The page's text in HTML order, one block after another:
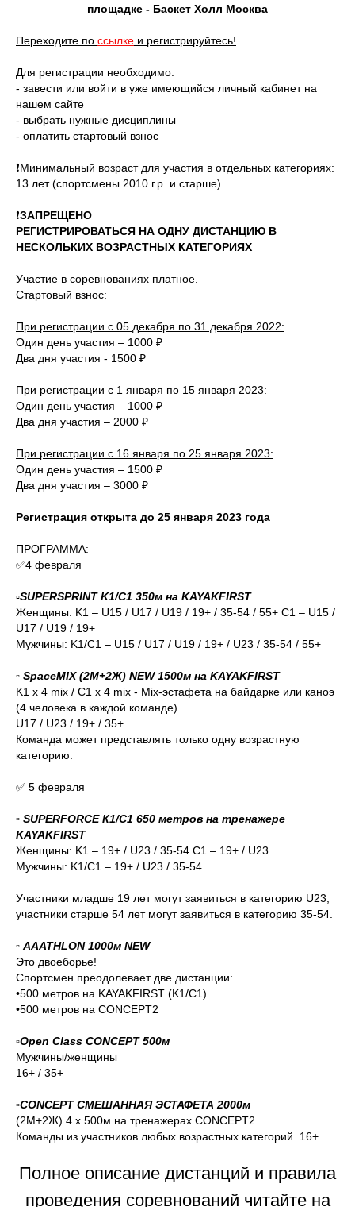
площадке - Баскет Холл Москва
Переходите по ссылке и регистрируйтесь!
Для регистрации необходимо:
- завести или войти в уже имеющийся личный кабинет на
нашем сайте
- выбрать нужные дисциплины
- оплатить стартовый взнос
❗Минимальный возраст для участия в отдельных категориях:
13 лет (спортсмены 2010 г.р. и старше)
❗ЗАПРЕЩЕНО
РЕГИСТРИРОВАТЬСЯ НА ОДНУ ДИСТАНЦИЮ В
НЕСКОЛЬКИХ ВОЗРАСТНЫХ КАТЕГОРИЯХ
Участие в соревнованиях платное.
Стартовый взнос:
При регистрации с 05 декабря по 31 декабря 2022:
Один день участия – 1000 ₽
Два дня участия - 1500 ₽
При регистрации с 1 января по 15 января 2023:
Один день участия – 1000 ₽
Два дня участия – 2000 ₽
При регистрации с 16 января по 25 января 2023:
Один день участия – 1500 ₽
Два дня участия – 3000 ₽
Регистрация открыта до 25 января 2023 года
ПРОГРАММА:
✅4 февраля
▫️SUPERSPRINT K1/C1 350м на KAYAKFIRST
Женщины: K1 – U15 / U17 / U19 / 19+ / 35-54 / 55+ C1 – U15 /
U17 / U19 / 19+
Мужчины: K1/C1 – U15 / U17 / U19 / 19+ / U23 / 35-54 / 55+
▫️ SpaceMIX (2М+2Ж) NEW 1500м на KAYAKFIRST
K1 x 4 mix / C1 x 4 mix - Mix-эстафета на байдарке или каноэ
(4 человека в каждой команде).
U17 / U23 / 19+ / 35+
Команда может представлять только одну возрастную
категорию.
✅ 5 февраля
▫️ SUPERFORCE К1/С1 650 метров на тренажере
KAYAKFIRST
Женщины: K1 – 19+ / U23 / 35-54 C1 – 19+ / U23
Мужчины: K1/C1 – 19+ / U23 / 35-54
Участники младше 19 лет могут заявиться в категорию U23,
участники старше 54 лет могут заявиться в категорию 35-54.
▫️ AAATHLON 1000м NEW
Это двоеборье!
Спортсмен преодолевает две дистанции:
•500 метров на KAYAKFIRST (K1/C1)
•500 метров на CONCEPT2
▫️Open Class CONCEPT 500м
Мужчины/женщины
16+ / 35+
▫️CONCEPT СМЕШАННАЯ ЭСТАФЕТА 2000м
(2М+2Ж) 4 х 500м на тренажерах CONCEPT2
Команды из участников любых возрастных категорий. 16+
Полное описание дистанций и правила
проведения соревнований читайте на